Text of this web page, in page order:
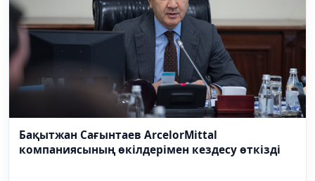
Бақытжан Сағынтаев ArcelorMittal
компаниясының өкілдерімен кездесу өткізді